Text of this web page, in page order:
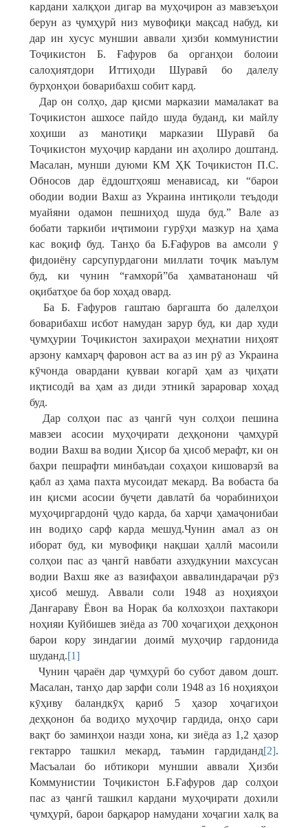
кардани халқҳои дигар ва муҳоҷирон аз мавзеъҳои
берун аз ҷумҳурӣ низ мувофиқи мақсад набуд, ки
дар ин хусус муншии аввали ҳизби коммунистии
Тоҷикистон Б. Ғафуров ба органҳои болоии
салоҳиятдори Иттиҳоди Шуравӣ бо далелу
бурҳонҳои боварибахш собит кард.
Дар он солҳо, дар қисми марказии мамалакат ва
Тоҷикистон ашхосе пайдо шуда буданд, ки майлу
хоҳиши аз манотиқи марказии Шуравӣ ба
Тоҷикистон муҳоҷир кардани ин аҳолиро доштанд.
Масалан, мунши дуюми КМ ҲК Тоҷикистон П.С.
Обносов дар ёддоштҳояш менависад, ки “барои
ободии водии Вахш аз Украина интиқоли теъдоди
муайяни одамон пешниҳод шуда буд.” Вале аз
бобати таркиби иҷтимоии гурӯҳи мазкур на ҳама
кас воқиф буд. Танҳо ба Б.Ғафуров ва амсоли ӯ
фидоиёну сарсупурдагони миллати тоҷик маълум
буд, ки чунин “ғамхорӣ”ба ҳамватанонаш чӣ
оқибатҳое ба бор хоҳад овард.
Ба Б. Ғафуров гаштаю баргашта бо далелҳои
боварибахш исбот намудан зарур буд, ки дар худи
ҷумҳурии Тоҷикистон захираҳои меҳнатии ниҳоят
арзону камхарҷ фаровон аст ва аз ин рӯ аз Украина
кӯчонда овардани қувваи когарӣ ҳам аз ҷиҳати
иқтисодӣ ва ҳам аз диди этникӣ зараровар хоҳад
буд.
Дар солҳои пас аз ҷангӣ чун солҳои пешина
мавзеи асосии муҳоҷирати деҳқонони ҷамҳурӣ
водии Вахш ва водии Ҳисор ба ҳисоб мерафт, ки он
баҳри пешрафти минбаъдаи соҳаҳои кишоварзӣ ва
қабл аз ҳама пахта мусоидат мекард. Ва вобаста ба
ин қисми асосии буҷети давлатӣ ба чорабиниҳои
муҳоҷиргардонӣ ҷудо карда, ба харҷи ҳамаҷонибаи
ин водиҳо сарф карда мешуд.Чунин амал аз он
иборат буд, ки мувофиқи нақшаи ҳаллӣ масоили
солҳои пас аз ҷангӣ навбати азхудкунии махсусан
водии Вахш яке аз вазифаҳои аввалиндараҷаи рӯз
ҳисоб мешуд. Аввали соли 1948 аз ноҳияҳои
Данғараву Ёвон ва Норак ба колхозҳои пахтакори
ноҳияи Куйбишев зиёда аз 700 хоҷагиҳои деҳқонон
барои кору зиндагии доимӣ муҳоҷир гардонида
шуданд.[1]
Чунин ҷараён дар ҷумҳурӣ бо субот давом дошт.
Масалан, танҳо дар зарфи соли 1948 аз 16 ноҳияҳои
кӯҳиву баландкӯҳ қариб 5 ҳазор хоҷагиҳои
деҳқонон ба водиҳо муҳоҷир гардида, онҳо сари
вақт бо заминҳои назди хона, ки зиёда аз 1,2 ҳазор
гектарро ташкил мекард, таъмин гардиданд[2].
Масъалаи бо ибтикори муншии аввали Ҳизби
Коммунистии Тоҷикистон Б.Ғафуров дар солҳои
пас аз ҷангӣ ташкил кардани муҳоҷирати дохили
ҷумҳурӣ, барои барқарор намудани хоҷагии халқ ва